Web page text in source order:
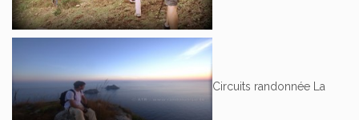
Circuits randonnée La